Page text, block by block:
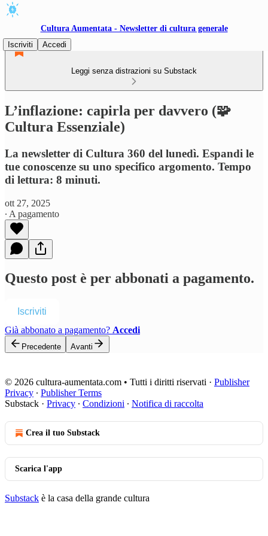
Cultura Aumentata - Newsletter di cultura generale
Iscriviti
Accedi
Leggi senza distrazioni su Substack
L’inflazione: capirla per davvero (🧩
Cultura Essenziale)
La newsletter di Cultura 360 del lunedì. Espandi le
tue conoscenze su uno specifico argomento. Tempo
di lettura: 8 minuti.
ott 27, 2025
∙ A pagamento
Questo post è per abbonati a pagamento.
Iscriviti
Già abbonato a pagamento? Accedi
Precedente Avanti
© 2026 cultura-aumentata.com • Tutti i diritti riservati · Publisher
Privacy ∙ Publisher Terms
Substack · Privacy ∙ Condizioni ∙ Notifica di raccolta
Crea il tuo Substack
Scarica l'app
Substack è la casa della grande cultura